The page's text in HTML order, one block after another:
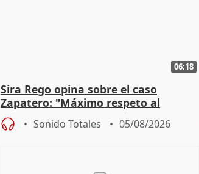
06:18
Sira Rego opina sobre el caso
Zapatero: "Máximo respeto al
proceso judicial"
Sonido Totales 05/08/2026